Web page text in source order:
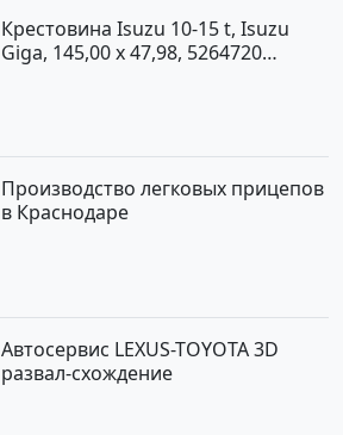
Крестовина Isuzu 10-15 t, Isuzu
Giga, 145,00 x 47,98, 5264720
Производство легковых прицепов
в Краснодаре
Автосервис LEXUS-TOYOTA 3D
развал-схождение